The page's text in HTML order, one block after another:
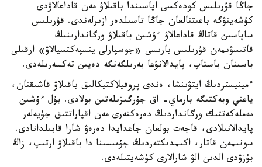
جاڭا قۇرىلىس كودەكسى اياسىندا باقىلاۋ مەن قاداعالاۋدى
كۇشەيتۋگە باعىتتالعان جاڭا تاسىلدەر ازىرلەندى. قۇرىلىس
ساپاسىن قاتاڭ قاداعالاۋ ءۇشىن باقىلاۋ ورگاندارىنىڭ
قاتىسۋىمەن قۇرىلىس بارىسى «جوسپارلى ينسپەكتسيالاۋ» ارقىلى
باسىنان باستاپ، پايدالانۋعا بەرىلگەنگە دەيىن تەكسەرىلەدى.
ءمينيستردىڭ ايتۋىنشا، ەندى پروفيلاكتيكالىق باقىلاۋ قاشىقتان،
ياعني وبەكتىگە بارماي- اق جۇرگىزىلەتىن بولادى. بۇل ءۇشىن
مەملەكەتتىك ورگانداردىڭ دەرەكتەرى مەن اقپاراتتىق جۇيەلەر
پايدالانىلادى، قاجەت بولعان جاعدايدا دەرەۋ شارا قابىلدانادى.
سونىمەن قاتار، اكىمدىكتەردىڭ جۇمىسىنا دا باقىلاۋ ارتىپ، زاڭ
بۇزۋدى الدىن الۋ شارالارى كۇشەيتىلەدى.